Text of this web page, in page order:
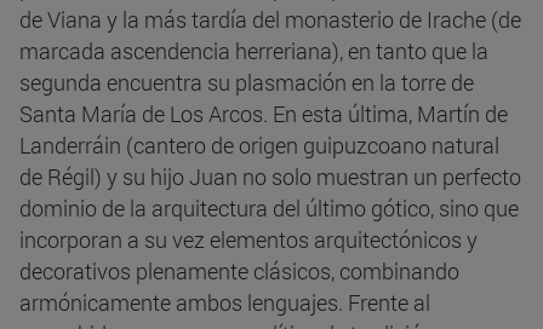
de Viana y la más tardía del monasterio de Irache (de
marcada ascendencia herreriana), en tanto que la
segunda encuentra su plasmación en la torre de
Santa María de Los Arcos. En esta última, Martín de
Landerráin (cantero de origen guipuzcoano natural
de Régil) y su hijo Juan no solo muestran un perfecto
dominio de la arquitectura del último gótico, sino que
incorporan a su vez elementos arquitectónicos y
decorativos plenamente clásicos, combinando
armónicamente ambos lenguajes. Frente al